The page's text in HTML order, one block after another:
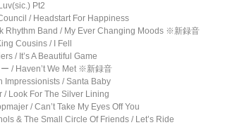
Pt2
/ Headstart For Happiness
Rhythm Band / My Ever Changing Moods ※新録音
Cousins / I Fell
/ It’s A Beautiful Game
/ Haven’t We Met ※新録音
Impressionists / Santa Baby
/ Look For The Silver Lining
/ Can’t Take My Eyes Off You
& The Small Circle Of Friends / Let’s Ride